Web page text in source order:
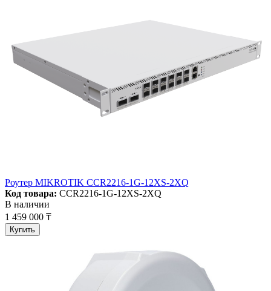
Роутер MIKROTIK CCR2216-1G-12XS-2XQ
Код товара: CCR2216-1G-12XS-2XQ
В наличии
1 459 000 ₸
Купить